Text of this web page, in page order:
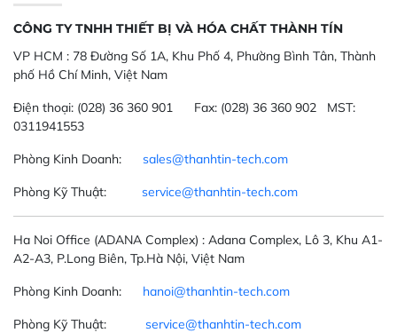
CÔNG TY TNHH THIẾT BỊ VÀ HÓA CHẤT THÀNH TÍN
VP HCM : 78 Đường Số 1A, Khu Phố 4, Phường Bình Tân, Thành
phố Hồ Chí Minh, Việt Nam
Điện thoại: (028) 36 360 901 Fax: (028) 36 360 902 MST:
0311941553
Phòng Kinh Doanh: sales@thanhtin-tech.com
Phòng Kỹ Thuật: service@thanhtin-tech.com
Ha Noi Office (ADANA Complex) : Adana Complex, Lô 3, Khu A1-
A2-A3, P.Long Biên, Tp.Hà Nội, Việt Nam
Phòng Kinh Doanh: hanoi@thanhtin-tech.com
Phòng Kỹ Thuật: service@thanhtin-tech.com